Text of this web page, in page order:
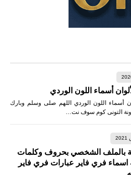
أسماء اللون الوردي
أسماء اللون الوردي اللهم صلى وسلم وبارك
التونى كوم سوف نت…
بالملف الشخصي بحروف وكلمات
اسماء فري فاير عبارات فري فاير